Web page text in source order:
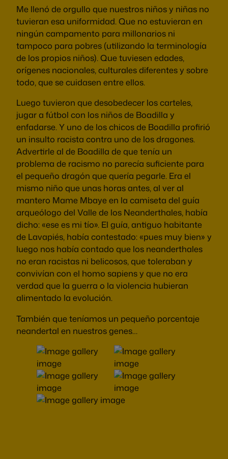
Me llenó de orgullo que nuestros niños y niñas no
tuvieran esa uniformidad. Que no estuvieran en
ningún campamento para millonarios ni
tampoco para pobres (utilizando la terminología
de los propios niños). Que tuviesen edades,
orígenes nacionales, culturales diferentes y sobre
todo, que se cuidasen entre ellos.
Luego tuvieron que desobedecer los carteles,
jugar a fútbol con los niños de Boadilla y
enfadarse. Y uno de los chicos de Boadilla profirió
un insulto racista contra uno de los dragones.
Advertirle al de Boadilla de que tenía un
problema de racismo no parecía suficiente para
el pequeño dragón que quería pegarle. Era el
mismo niño que unas horas antes, al ver al
mantero Mame Mbaye en la camiseta del guía
arqueólogo del Valle de los Neanderthales, había
dicho: «ese es mi tío». El guía, antiguo habitante
de Lavapiés, había contestado: «pues muy bien» y
luego nos había contado que los neanderthales
no eran racistas ni belicosos, que toleraban y
convivían con el homo sapiens y que no era
verdad que la guerra o la violencia hubieran
alimentado la evolución.
También que teníamos un pequeño porcentaje
neandertal en nuestros genes…